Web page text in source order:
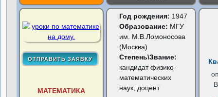
МАТЕМАТИКА
Год рождения: 1947
Образование: МГУ
им. М.В.Ломоносова
(Москва)
Степень\Звание:
кандидат физико-
математических
наук, доцент